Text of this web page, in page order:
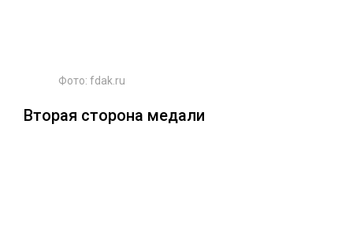
Фото: fdak.ru
Вторая сторона медали